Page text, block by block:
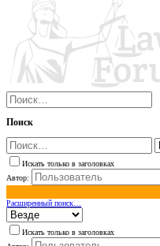
Поиск
Искать только в заголовках
Автор:
Расширенный поиск…
Искать только в заголовках